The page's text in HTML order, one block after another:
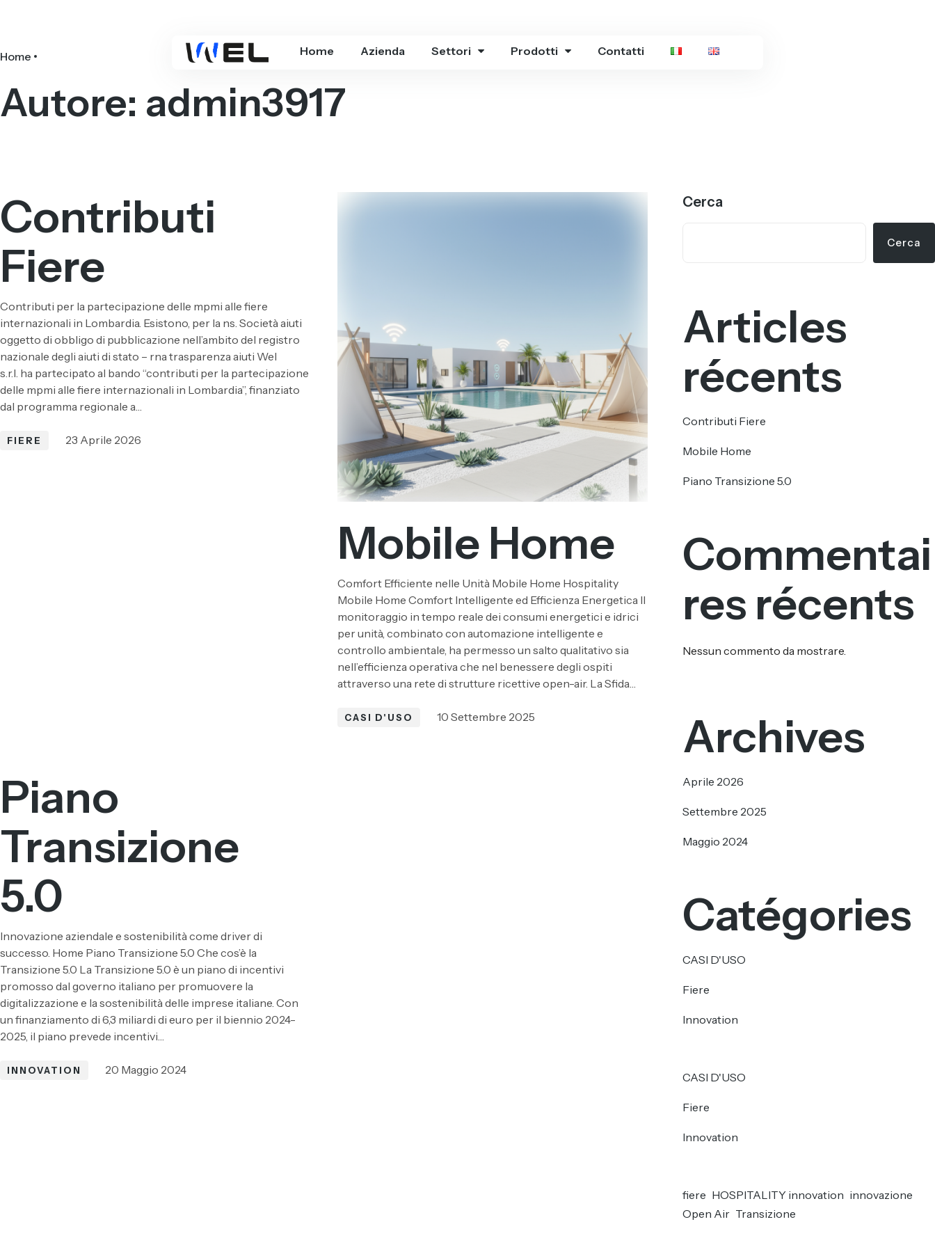
Home Azienda Settori Prodotti Contatti
Home
Autore: admin3917
Contributi
Fiere
Contributi per la partecipazione delle mpmi alle fiere
internazionali in Lombardia. Esistono, per la ns. Società aiuti
oggetto di obbligo di pubblicazione nell’ambito del registro
nazionale degli aiuti di stato – rna trasparenza aiuti Wel
s.r.l. ha partecipato al bando “contributi per la partecipazione
delle mpmi alle fiere internazionali in Lombardia”, finanziato
dal programma regionale a…
23 Aprile 2026
FIERE
Mobile Home
Comfort Efficiente nelle Unità Mobile Home Hospitality
Mobile Home Comfort Intelligente ed Efficienza Energetica Il
monitoraggio in tempo reale dei consumi energetici e idrici
per unità, combinato con automazione intelligente e
controllo ambientale, ha permesso un salto qualitativo sia
nell’efficienza operativa che nel benessere degli ospiti
attraverso una rete di strutture ricettive open-air. La Sfida…
10 Settembre 2025
CASI D'USO
Piano
Transizione
5.0
Innovazione aziendale e sostenibilità come driver di
successo. Home Piano Transizione 5.0 Che cos’è la
Transizione 5.0 La Transizione 5.0 è un piano di incentivi
promosso dal governo italiano per promuovere la
digitalizzazione e la sostenibilità delle imprese italiane. Con
un finanziamento di 6,3 miliardi di euro per il biennio 2024-
2025, il piano prevede incentivi…
20 Maggio 2024
INNOVATION
Cerca
Cerca
Articles
récents
Contributi Fiere
Mobile Home
Piano Transizione 5.0
Commentai
res récents
Nessun commento da mostrare.
Archives
Aprile 2026
Settembre 2025
Maggio 2024
Catégories
CASI D'USO
Fiere
Innovation
CASI D'USO
Fiere
Innovation
fiere HOSPITALITY innovation innovazione
Open Air Transizione